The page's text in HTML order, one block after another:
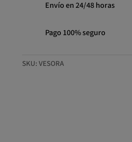
Envío en 24/48 horas
Pago 100% seguro
SKU: VESORA